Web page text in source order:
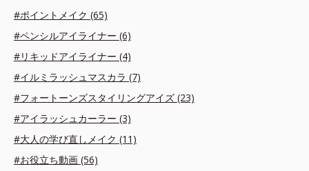
#ポイントメイク (65)
#ペンシルアイライナー (6)
#リキッドアイライナー (4)
#イルミラッシュマスカラ (7)
#フォートーンズスタイリングアイズ (23)
#アイラッシュカーラー (3)
#大人の学び直しメイク (11)
#お役立ち動画 (56)